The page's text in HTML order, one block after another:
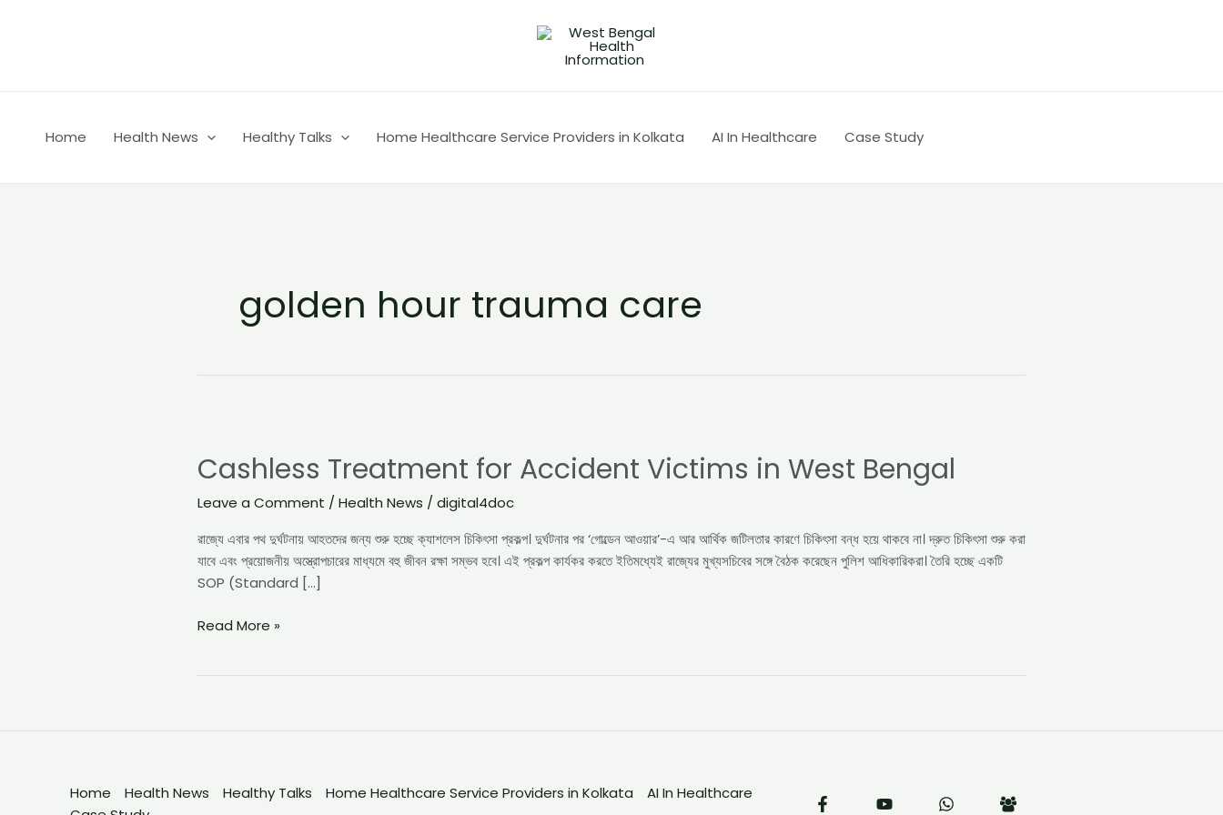
Home Health News Healthy Talks Home Healthcare Service Providers in Kolkata AI In Healthcare Case Study
golden hour trauma care
Cashless Treatment for Accident Victims in West Bengal
Leave a Comment / Health News / digital4doc
রাজ্যে এবার পথ দুর্ঘটনায় আহতদের জন্য শুরু হচ্ছে ক্যাশলেস চিকিৎসা প্রকল্প। দুর্ঘটনার পর ‘গোল্ডেন আওয়ার’-এ আর আর্থিক জটিলতার কারণে চিকিৎসা বন্ধ হয়ে থাকবে না। দ্রুত চিকিৎসা শুরু করা
যাবে এবং প্রয়োজনীয় অস্ত্রোপচারের মাধ্যমে বহু জীবন রক্ষা সম্ভব হবে। এই প্রকল্প কার্যকর করতে ইতিমধ্যেই রাজ্যের মুখ্যসচিবের সঙ্গে বৈঠক করেছেন পুলিশ আধিকারিকরা। তৈরি হচ্ছে একটি
SOP (Standard […]
for
Accident
Victims
West
Bengal
Read More »
Home Health News Healthy Talks Home Healthcare Service Providers in Kolkata
AI In Healthcare